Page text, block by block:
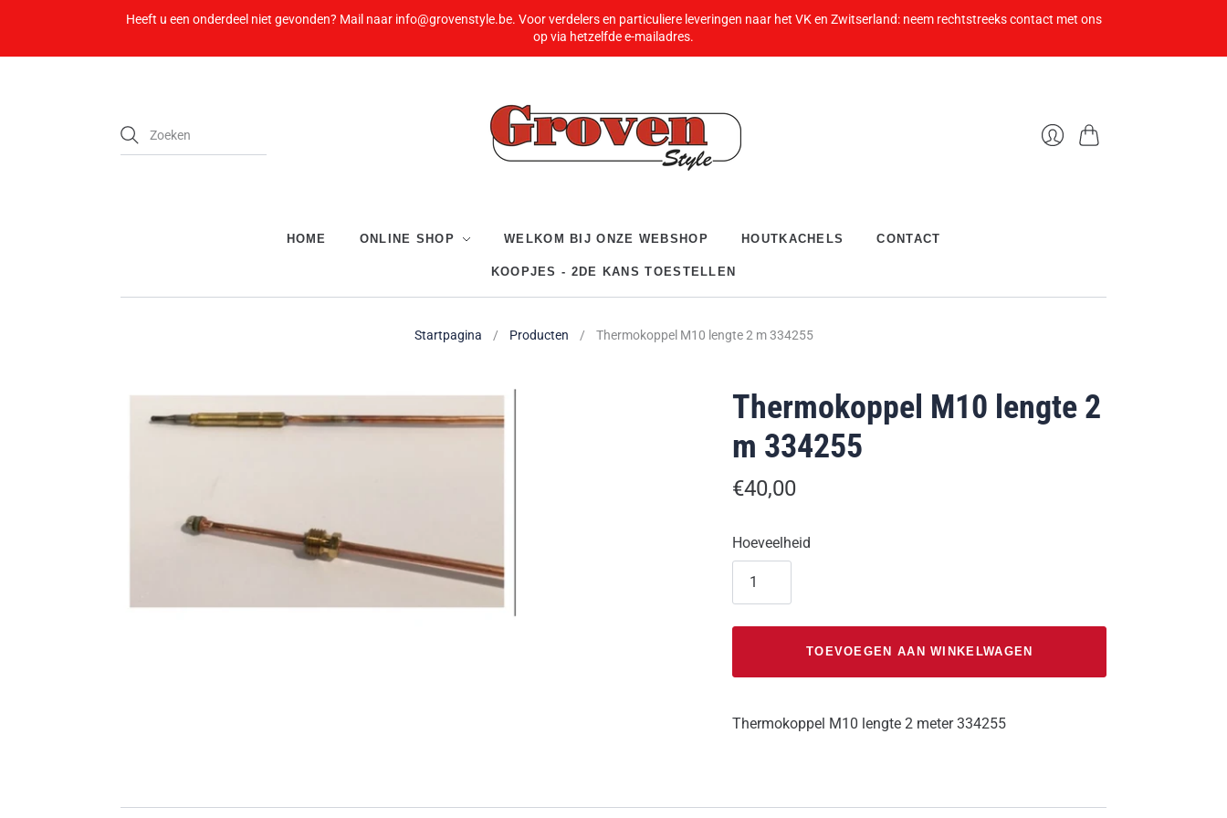
Heeft u een onderdeel niet gevonden? Mail naar info@grovenstyle.be. Voor verdelers en particuliere leveringen naar het VK en Zwitserland: neem rechtstreeks contact met ons
op via hetzelfde e-mailadres.
HOME ONLINE SHOP WELKOM BIJ ONZE WEBSHOP HOUTKACHELS CONTACT
KOOPJES - 2DE KANS TOESTELLEN
Startpagina / Producten / Thermokoppel M10 lengte 2 m 334255
Thermokoppel M10 lengte 2
m 334255
€40,00
Hoeveelheid
TOEVOEGEN AAN WINKELWAGEN
Thermokoppel M10 lengte 2 meter 334255